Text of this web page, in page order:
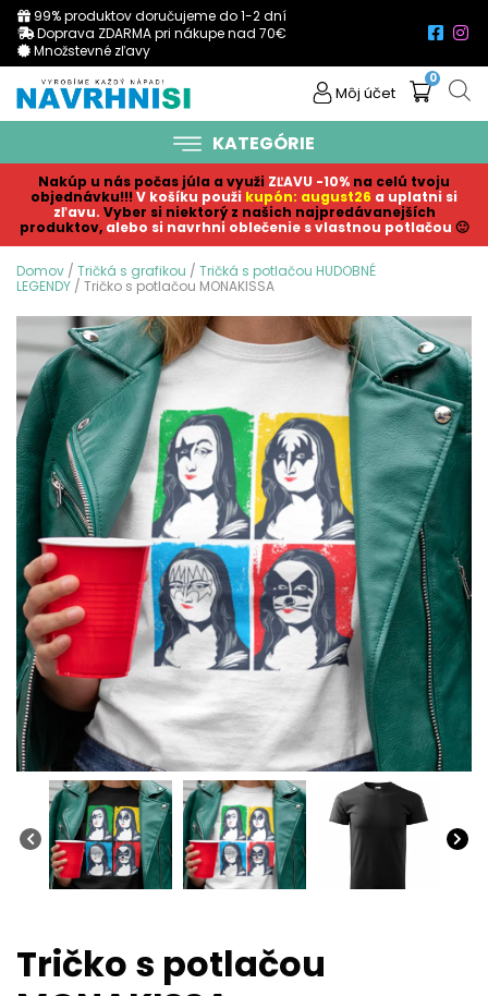
99% produktov doručujeme do 1-2 dní
Doprava ZDARMA pri nákupe nad 70€
Množstevné zľavy
Môj účet
0
KATEGÓRIE
Nakúp u nás počas júla a využi ZĽAVU -10% na celú tvoju
objednávku!!! V košíku použi kupón: august26 a uplatni si
zľavu. Vyber si niektorý z našich najpredávanejších
produktov, alebo si navrhni oblečenie s vlastnou potlačou 🙂
Domov / Tričká s grafikou / Tričká s potlačou HUDOBNÉ
LEGENDY / Tričko s potlačou MONAKISSA
Tričko s potlačou